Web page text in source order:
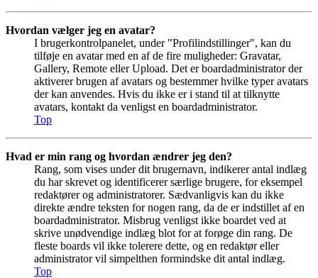
Hvordan vælger jeg en avatar?
I brugerkontrolpanelet, under "Profilindstillinger", kan du
tilføje en avatar med en af de fire muligheder: Gravatar,
Gallery, Remote eller Upload. Det er boardadministrator der
aktiverer brugen af avatars og bestemmer hvilke typer avatars
der kan anvendes. Hvis du ikke er i stand til at tilknytte
avatars, kontakt da venligst en boardadministrator.
Top
Hvad er min rang og hvordan ændrer jeg den?
Rang, som vises under dit brugernavn, indikerer antal indlæg
du har skrevet og identificerer særlige brugere, for eksempel
redaktører og administratorer. Sædvanligvis kan du ikke
direkte ændre teksten for nogen rang, da de er indstillet af en
boardadministrator. Misbrug venligst ikke boardet ved at
skrive unødvendige indlæg blot for at forøge din rang. De
fleste boards vil ikke tolerere dette, og en redaktør eller
administrator vil simpelthen formindske dit antal indlæg.
Top